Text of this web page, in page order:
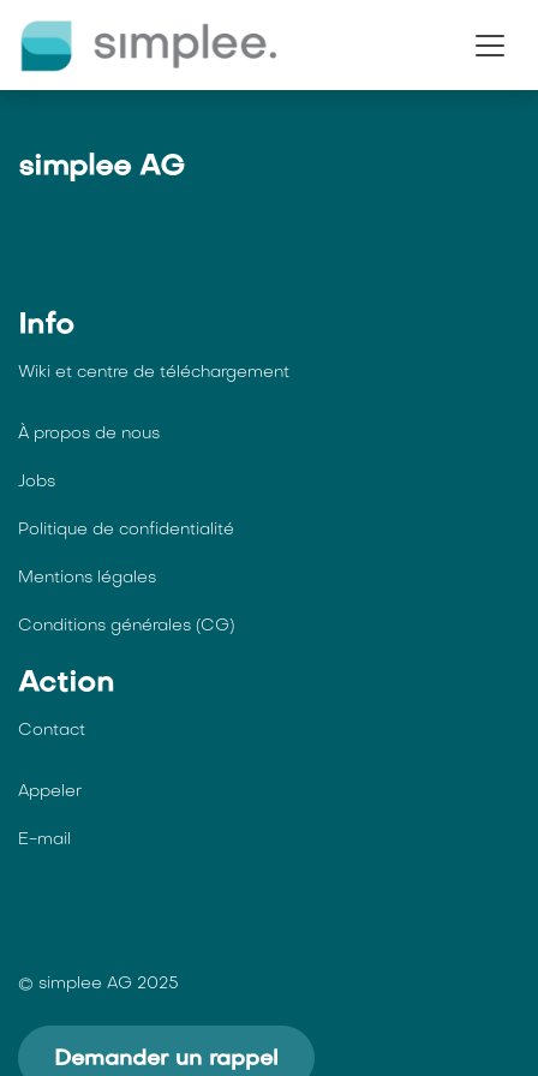
simplee AG
Info
Wiki et centre de téléchargement
À propos de nous
Jobs
Politique de confidentialité
Mentions légales
Conditions générales (CG)
Action
Contact
Appeler
E-mail
© simplee AG 2025
Demander un rappel